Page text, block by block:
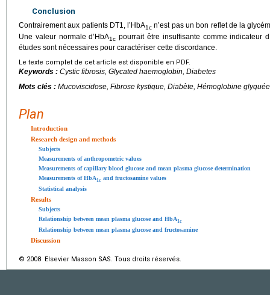
Conclusion
Contrairement aux patients DT1, l’HbA1c n’est pas un bon reflet de la
Une valeur normale d’HbA1c pourrait être insuffisante comme indicateur
études sont nécessaires pour caractériser cette discordance.
Le texte complet de cet article est disponible en PDF.
Keywords : Cystic fibrosis, Glycated haemoglobin, Diabetes
Mots clés : Mucoviscidose, Fibrose kystique, Diabète, Hémoglobine glyquée
Plan
Introduction
Research design and methods
Subjects
Measurements of anthropometric values
Measurements of capillary blood glucose and mean plasma glucose determination
Measurements of HbA1c and fructosamine values
Statistical analysis
Results
Subjects
Relationship between mean plasma glucose and HbA1c
Relationship between mean plasma glucose and fructosamine
Discussion
© 2008 Elsevier Masson SAS. Tous droits réservés.